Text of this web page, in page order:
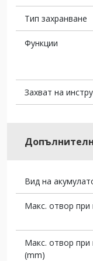
Тип захранване
Функции
Захват на
Вид на
Макс. отвор
Макс. отвор
(mm)